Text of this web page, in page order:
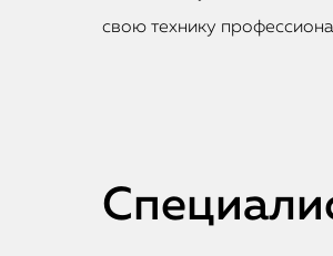
свою технику